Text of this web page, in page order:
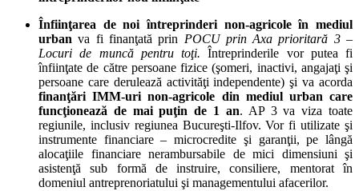
Înfiinţarea de noi întreprinderi non-agricole în mediul
urban va fi finanţată prin POCU prin Axa prioritară 3 –
Locuri de muncă pentru toţi.Întreprinderile vor putea fi
înfiinţate de către persoane fizice (şomeri, inactivi, angajaţi şi
persoane care derulează activităţi independente) şi va acorda
finanţări IMM-uri non-agricole din mediul urban care
funcţionează de mai puţin de 1 an. AP 3 va viza toate
regiunile, inclusiv regiunea Bucureşti-Ilfov. Vor fi utilizate şi
instrumente financiare – microcredite şi garanţii, pe lângă
alocaţiile financiare nerambursabile de mici dimensiuni şi
asistenţă sub formă de instruire, consiliere, mentorat în
domeniul antreprenoriatului şi managementului afacerilor.